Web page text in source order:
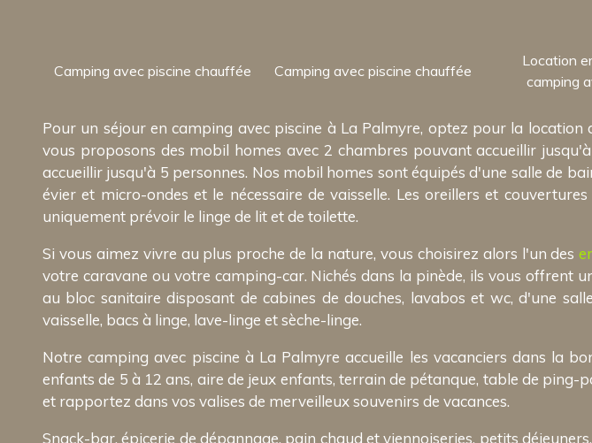
Camping avec piscine chauffée Camping avec piscine chauffée
Location
camping
Pour un séjour en camping avec piscine à La Palmyre, optez pour la location
vous proposons des mobil homes avec 2 chambres pouvant accueillir
accueillir jusqu'à 5 personnes. Nos mobil homes sont équipés d'une salle de
évier et micro-ondes et le nécessaire de vaisselle. Les oreillers et
uniquement prévoir le linge de lit et de toilette.
Si vous aimez vivre au plus proche de la nature, vous choisirez alors l'un des
votre caravane ou votre camping-car. Nichés dans la pinède, ils vous offrent
au bloc sanitaire disposant de cabines de douches, lavabos et wc, d'une
vaisselle, bacs à linge, lave-linge et sèche-linge.
Notre camping avec piscine à La Palmyre accueille les vacanciers dans la
enfants de 5 à 12 ans, aire de jeux enfants, terrain de pétanque, table de
et rapportez dans vos valises de merveilleux souvenirs de vacances.
Snack-bar, épicerie de dépannage, pain chaud et viennoiseries, petits